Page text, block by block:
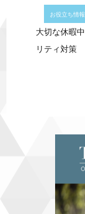
お役立ち情報
大切な休暇
リティ対策